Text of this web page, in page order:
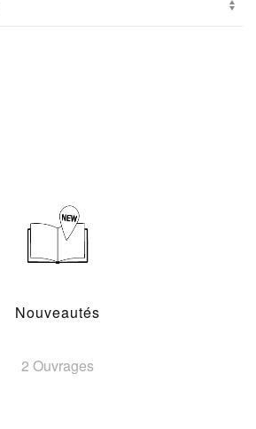
Nouveautés
2 Ouvrages